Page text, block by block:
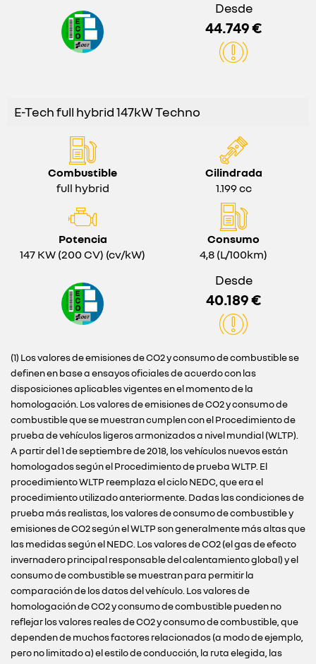
Desde
44.749 €
E-Tech full hybrid 147kW Techno
Combustible
full hybrid
Cilindrada
1.199 cc
Potencia
147 KW (200 CV) (cv/kW)
Consumo
4,8 (L/100km)
Desde
40.189 €
(1) Los valores de emisiones de CO2 y consumo de combustible se
definen en base a ensayos oficiales de acuerdo con las
disposiciones aplicables vigentes en el momento de la
homologación. Los valores de emisiones de CO2 y consumo de
combustible que se muestran cumplen con el Procedimiento de
prueba de vehículos ligeros armonizados a nivel mundial (WLTP).
A partir del 1 de septiembre de 2018, los vehículos nuevos están
homologados según el Procedimiento de prueba WLTP. El
procedimiento WLTP reemplaza el ciclo NEDC, que era el
procedimiento utilizado anteriormente. Dadas las condiciones de
prueba más realistas, los valores de consumo de combustible y
emisiones de CO2 según el WLTP son generalmente más altas que
las medidas según el NEDC. Los valores de CO2 (el gas de efecto
invernadero principal responsable del calentamiento global) y el
consumo de combustible se muestran para permitir la
comparación de los datos del vehículo. Los valores de
homologación de CO2 y consumo de combustible pueden no
reflejar los valores reales de CO2 y consumo de combustible, que
dependen de muchos factores relacionados (a modo de ejemplo,
pero no limitado a) el estilo de conducción, la ruta elegida, las